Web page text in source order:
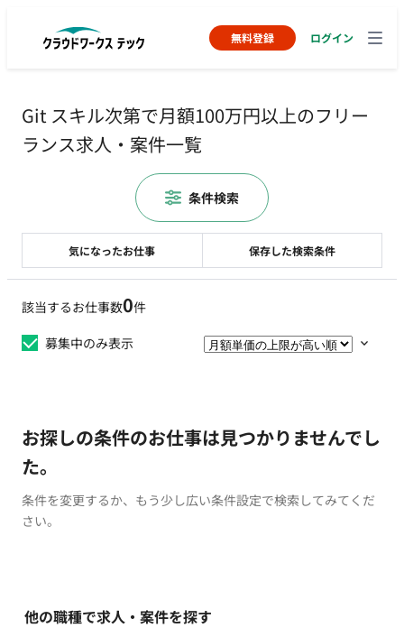
無料登録 ログイン
Git スキル次第で月額100万円以上のフリー
ランス求人・案件一覧
該当するお仕事数0件
募集中のみ表示
お探しの条件のお仕事は見つかりませんでし
た。
条件を変更するか、もう少し広い条件設定で検索してみてくだ
さい。
他の職種で求人・案件を探す
気になったお仕事 保存した検索条件
条件検索